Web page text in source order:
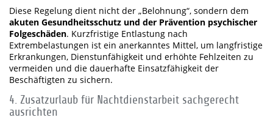
Diese Regelung dient nicht der „Belohnung“, sondern dem
akuten Gesundheitsschutz und der Prävention psychischer
Folgeschäden. Kurzfristige Entlastung nach
Extrembelastungen ist ein anerkanntes Mittel, um langfristige
Erkrankungen, Dienstunfähigkeit und erhöhte Fehlzeiten zu
vermeiden und die dauerhafte Einsatzfähigkeit der
Beschäftigten zu sichern.
4. Zusatzurlaub für Nachtdienstarbeit sachgerecht
ausrichten